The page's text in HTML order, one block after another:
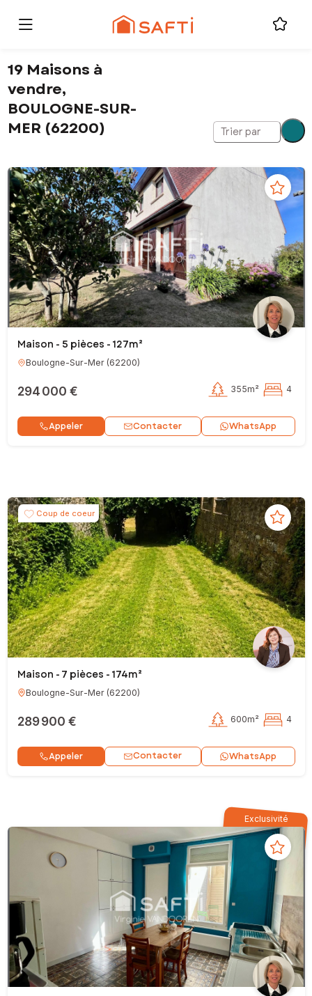
19 Maisons à
vendre,
BOULOGNE-SUR-
MER (62200)
Trier par
Maison - 5 pièces - 127m²
Boulogne-Sur-Mer(62200)
294 000 € 355m² 4
Appeler Contacter WhatsApp
Coup de coeur
Maison - 7 pièces - 174m²
Boulogne-Sur-Mer(62200)
289 900 € 600m² 4
Appeler Contacter WhatsApp
Exclusivité